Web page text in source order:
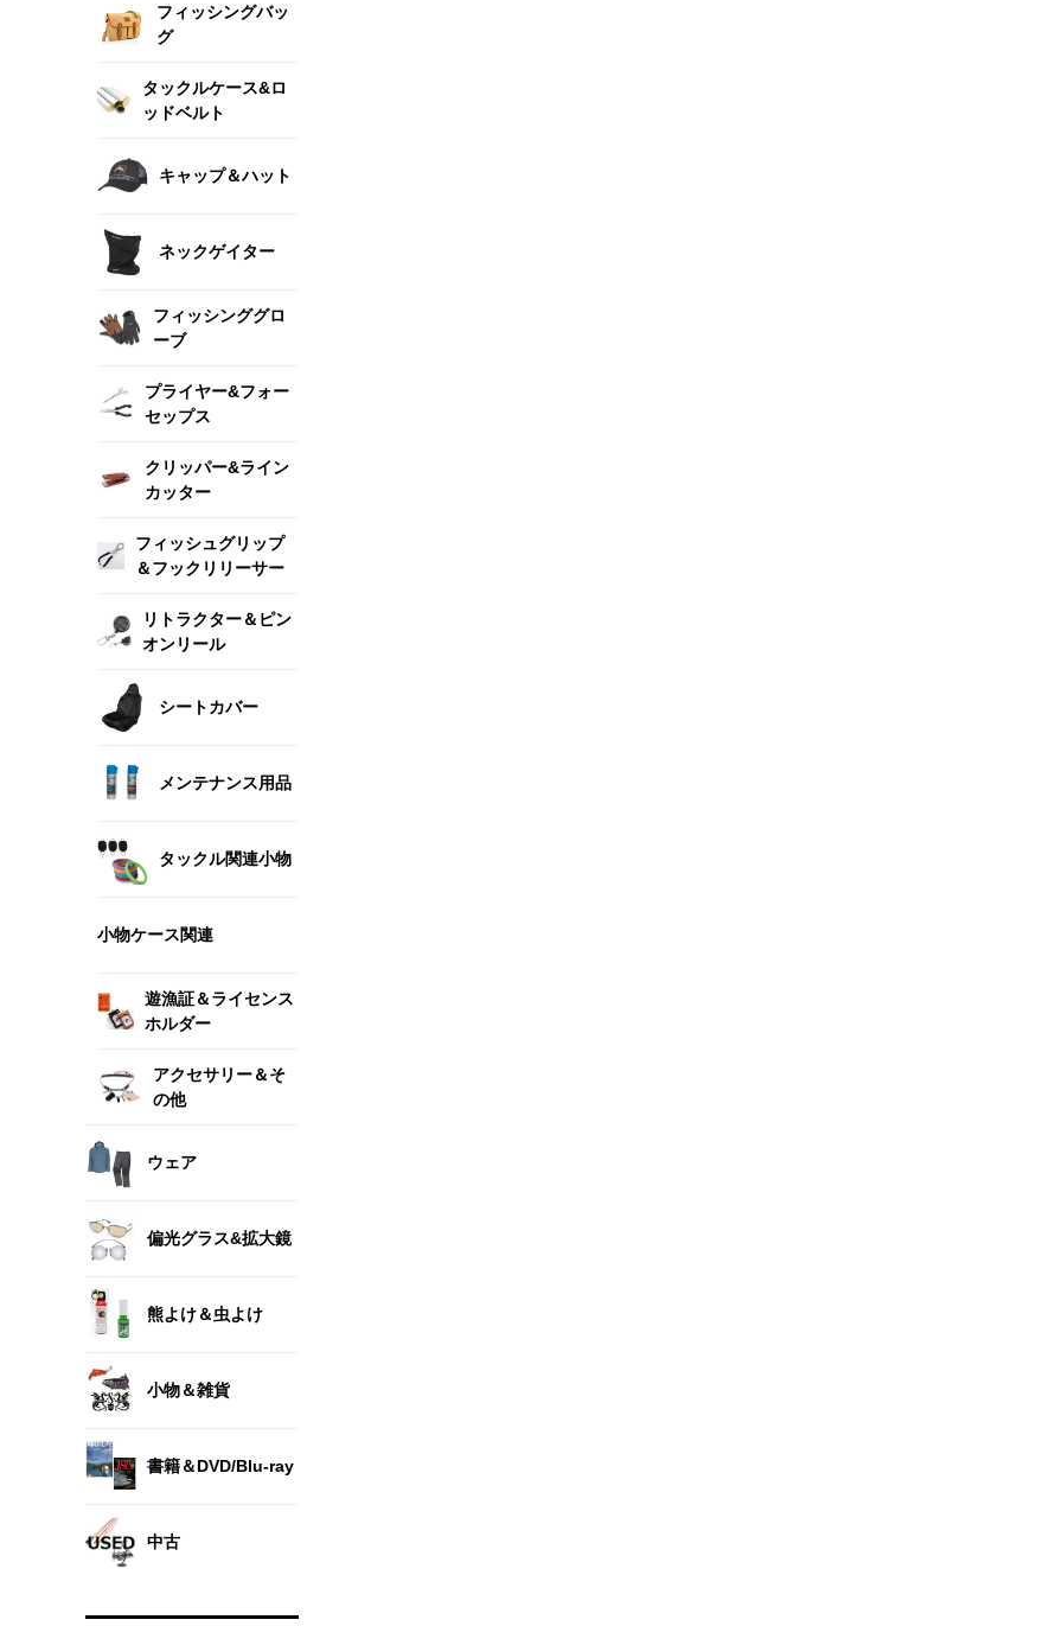
フィッシングバッ
グ
タックルケース&ロ
ッドベルト
キャップ＆ハット
ネックゲイター
フィッシンググロ
ーブ
プライヤー&フォー
セップス
クリッパー&ライン
カッター
フィッシュグリップ
＆フックリリーサー
リトラクター＆ピン
オンリール
シートカバー
メンテナンス用品
タックル関連小物
小物ケース関連
遊漁証＆ライセンス
ホルダー
アクセサリー＆そ
の他
ウェア
偏光グラス&拡大鏡
熊よけ＆虫よけ
小物＆雑貨
書籍＆DVD/Blu-ray
中古